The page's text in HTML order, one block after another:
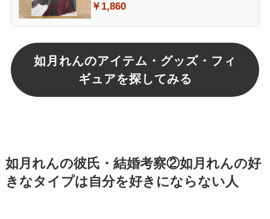
￥1,860
如月れんのアイテム・グッズ・フィ
ギュアを探してみる
如月れんの彼氏・結婚考察②如月れんの好
きなタイプは自分を好きにならない人